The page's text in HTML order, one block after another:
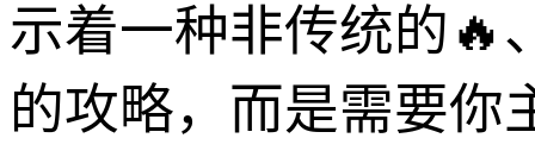
示着一种非传统的🔥
的攻略，而是需要你